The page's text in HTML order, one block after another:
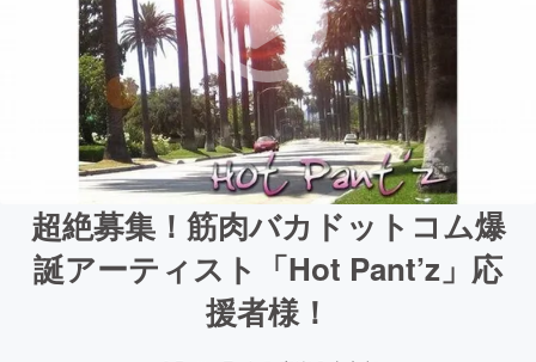
超絶募集！筋肉バカドットコム爆
誕アーティスト「Hot Pant’z」応
援者様！